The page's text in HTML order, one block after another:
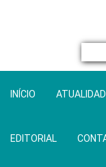
INÍCIO
EDITORIAL